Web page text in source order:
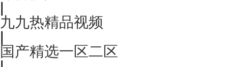
|
九九热精品视频
|
国产精选一区二区